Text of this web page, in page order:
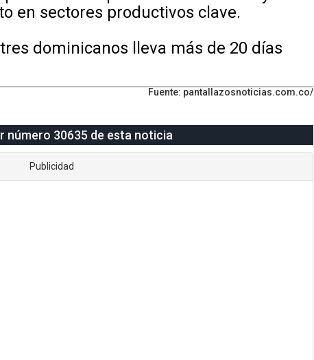
en sectores productivos clave.
dominicanos lleva más de 20 días
Fuente: pantallazosnoticias.com.co/
número 30635 de esta noticia
Publicidad